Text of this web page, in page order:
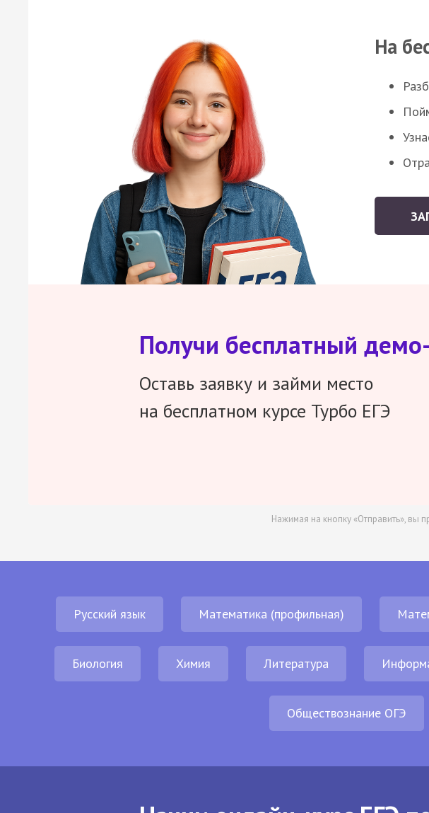
На
Получи бесплатный
Оставь заявку и займи место
на бесплатном курсе Турбо ЕГЭ
Нажимая на кнопку «Отправить», вы
Русский язык Математика (профильная)
Биология Химия Литература
Обществознание ОГЭ